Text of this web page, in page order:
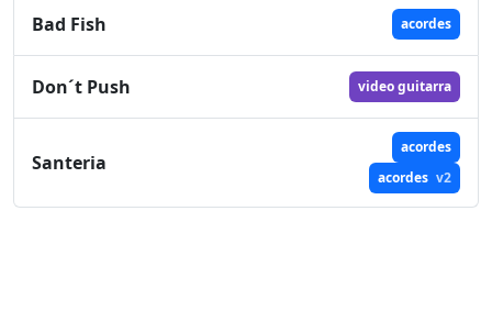
Bad Fish acordes
Don´t Push video guitarra
Santeria
acordes
acordes v2